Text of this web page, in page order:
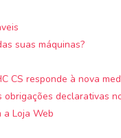
suas máquinas?
CS responde à nova
declarativas
a Loja Web